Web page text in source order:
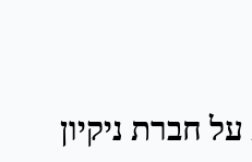
על חברת ניקיון